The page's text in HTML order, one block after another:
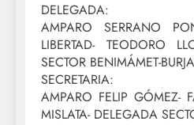
DELEGADA:
AMPARO SERRANO
LIBERTAD- TEODORO
SECTOR BENIMÁMET-
SECRETARIA:
AMPARO FELIP GÓMEZ-
MISLATA- DELEGADA